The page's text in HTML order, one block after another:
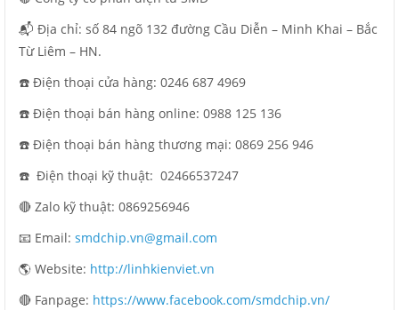
📬 Địa chỉ: số 84 ngõ 132 đường Cầu Diễn – Minh Khai – Bắc
Từ Liêm – HN.
☎️ Điện thoại cửa hàng: 0246 687 4969
☎️ Điện thoại bán hàng online: 0988 125 136
☎️ Điện thoại bán hàng thương mại: 0869 256 946
☎️ Điện thoại kỹ thuật: 02466537247
🔴 Zalo kỹ thuật: 0869256946
📧 Email: smdchip.vn@gmail.com
🌎 Website: http://linhkienviet.vn
🔴 Fanpage: https://www.facebook.com/smdchip.vn/